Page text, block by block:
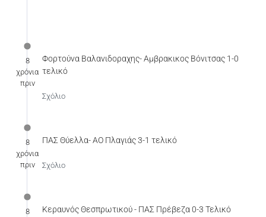
8
χρόνια
πριν
Φορτούνα Βαλανιδοραχης- Αμβρακικος Βόνιτσας 1-0
τελικό
Σχόλιο
8
χρόνια
πριν
ΠΑΣ Θύελλα- ΑΟ Πλαγιάς 3-1 τελικό
Σχόλιο
8
Κεραυνός Θεσπρωτικού - ΠΑΣ Πρέβεζα 0-3 Τελικό